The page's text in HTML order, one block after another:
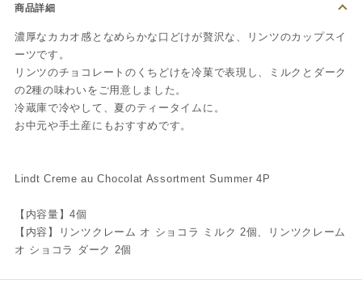
商品詳細
濃厚なカカオ感となめらかな口どけが贅沢な、リンツのカップスイ
ーツです。
リンツのチョコレートのくちどけを冷菓で表現し、ミルクとダーク
の2種の味わいをご用意しました。
冷蔵庫で冷やして、夏のティータイムに。
お中元や手土産にもおすすめです。
Lindt Creme au Chocolat Assortment Summer 4P
【内容量】4個
【内容】リンツクレーム オ ショコラ ミルク 2個、リンツクレーム
オ ショコラ ダーク 2個